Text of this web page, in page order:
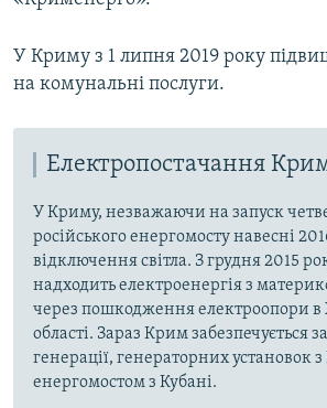
У Криму з 1 липня 2019 року
на комунальні послуги.
Електропостачання
У Криму, незважаючи на запуск
російського енергомосту навесні
відключення світла. З грудня 2015
надходить електроенергія з
через пошкодження електроопори в
області. Зараз Крим забезпечується
генерації, генераторних установок з
енергомостом з Кубані.